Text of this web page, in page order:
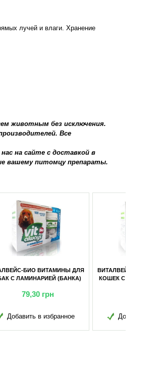
лучей и влаги. Хранение
животным без исключения.
Все
на сайте с доставкой в
вашему питомцу препараты.
ВИТАЛВЕЙС-БИО ВИТАМИНЫ ДЛЯ
КОШЕК С ПИВНЫМИ ДРОЖЖАМИ
Добавить в избранное